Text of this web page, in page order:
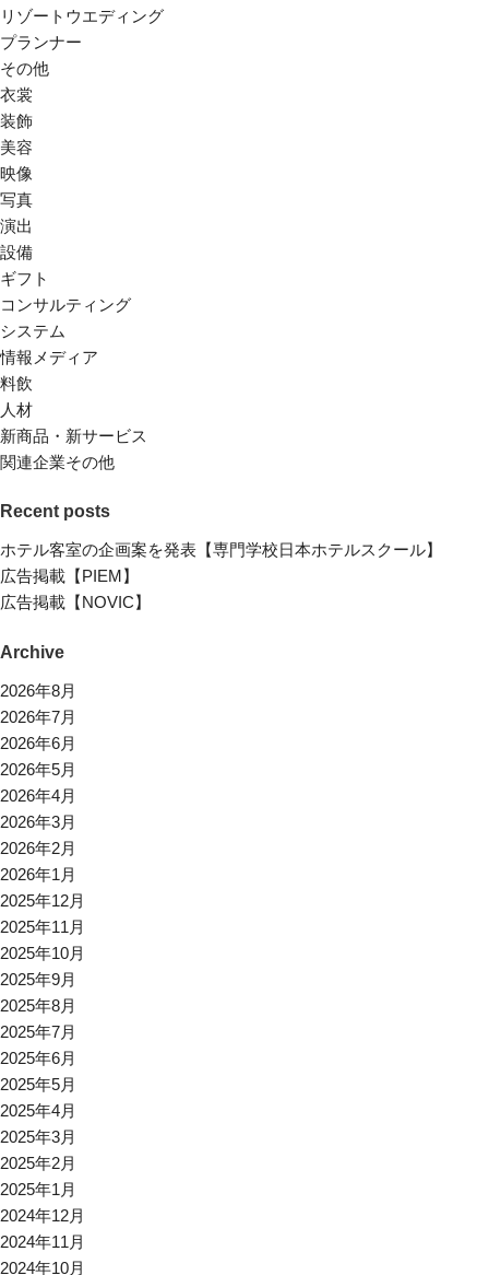
リゾートウエディング
プランナー
その他
衣裳
装飾
美容
映像
写真
演出
設備
ギフト
コンサルティング
システム
情報メディア
料飲
人材
新商品・新サービス
関連企業その他
Recent posts
ホテル客室の企画案を発表【専門学校日本ホテルスクール】
広告掲載【PIEM】
広告掲載【NOVIC】
Archive
2026年8月
2026年7月
2026年6月
2026年5月
2026年4月
2026年3月
2026年2月
2026年1月
2025年12月
2025年11月
2025年10月
2025年9月
2025年8月
2025年7月
2025年6月
2025年5月
2025年4月
2025年3月
2025年2月
2025年1月
2024年12月
2024年11月
2024年10月